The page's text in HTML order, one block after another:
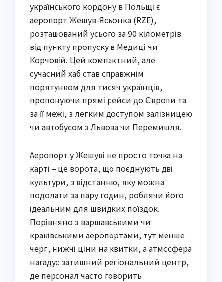
українського кордону в Польщі є
аеропорт Жешув-Ясьонка (RZE),
розташований усього за 90 кілометрів
від пункту пропуску в Медиці чи
Корчовій. Цей компактний, але
сучасний хаб став справжнім
порятунком для тисяч українців,
пропонуючи прямі рейси до Європи та
за її межі, з легким доступом залізницею
чи автобусом з Львова чи Перемишля.
Аеропорт у Жешуві не просто точка на
карті – це ворота, що поєднують дві
культури, з відстанню, яку можна
подолати за пару годин, роблячи його
ідеальним для швидких поїздок.
Порівняно з варшавськими чи
краківськими аеропортами, тут менше
черг, нижчі ціни на квитки, а атмосфера
нагадує затишний регіональний центр,
де персонал часто говорить